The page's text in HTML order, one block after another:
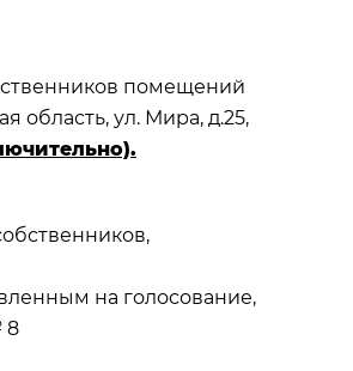
помещений
область, ул. Мира, д.25,
на голосование,
8